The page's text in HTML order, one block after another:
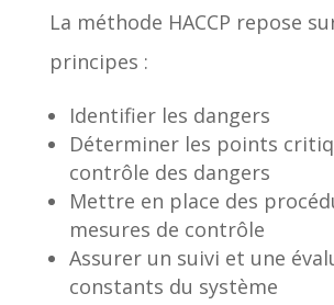
La méthode HACCP repose
principes :
Identifier les dangers
Déterminer les points
contrôle des dangers
Mettre en place des
mesures de contrôle
Assurer un suivi et une
constants du système